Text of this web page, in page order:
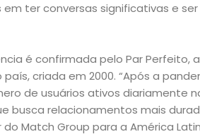
ter conversas significativas e ser
é confirmada pelo Par Perfeito,
criada em 2000. “Após a
de usuários ativos diariamente
busca relacionamentos mais
do Match Group para a América